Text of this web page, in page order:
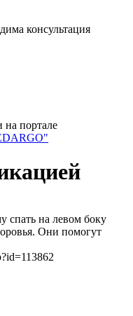
консультация
портале
спать на левом боку
Они помогут